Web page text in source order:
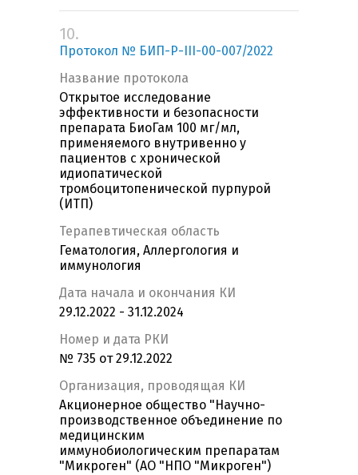
10.
Протокол № БИП-Р-III-00-007/2022
Название протокола
Открытое исследование
эффективности и безопасности
препарата БиоГам 100 мг/мл,
применяемого внутривенно у
пациентов с хронической
идиопатической
тромбоцитопенической пурпурой
(ИТП)
Терапевтическая область
Гематология, Аллергология и
иммунология
Дата начала и окончания КИ
29.12.2022 - 31.12.2024
Номер и дата РКИ
№ 735 от 29.12.2022
Организация, проводящая КИ
Акционерное общество "Научно-
производственное объединение по
медицинским
иммунобиологическим препаратам
"Микроген" (АО "НПО "Микроген")